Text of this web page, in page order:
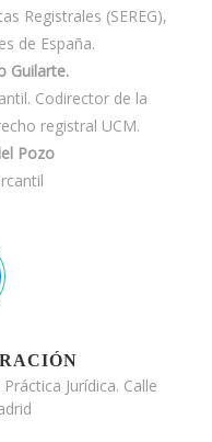
Registrales (SEREG),
de España.
Guilarte.
Codirector de la
registral UCM.
Pozo
Jurídica. Calle